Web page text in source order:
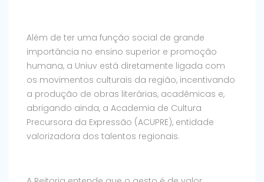
Além de ter uma função social de grande
importância no ensino superior e promoção
humana, a Uniuv está diretamente ligada com
os movimentos culturais da região, incentivando
a produção de obras literárias, acadêmicas e,
abrigando ainda, a Academia de Cultura
Precursora da Expressão (ACUPRE), entidade
valorizadora dos talentos regionais.